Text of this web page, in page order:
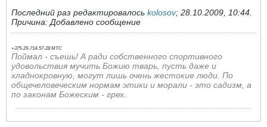
Последний раз редактировалось kolosov; 28.10.2009, 10:44
Причина: Добавлено сообщение
+375-29-714-57-28 МТС
Поймал - съешь! А ради собственного спортивного
удовольствия мучить Божию тварь, пусть даже и
хладнокровную, могут лишь очень жестокие люди. По
общечеловеческим нормам этики и морали - это садизм, а
по законам Божеским - грех.